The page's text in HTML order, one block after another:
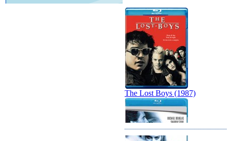
The Lost Boys (1987)